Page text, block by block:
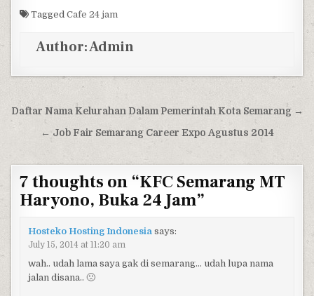
TaggedCafe 24 jam
Author:Admin
Post navigation
Daftar Nama Kelurahan Dalam Pemerintah Kota Semarang →
← Job Fair Semarang Career Expo Agustus 2014
7 thoughts on “KFC Semarang MT
Haryono, Buka 24 Jam”
Hosteko Hosting Indonesia says:
July 15, 2014 at 11:20 am
wah.. udah lama saya gak di semarang… udah lupa nama
jalan disana.. 🙁